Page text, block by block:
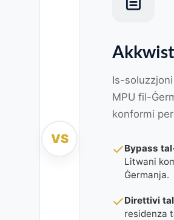
VS
Is-
MPU fil-
konformi
Bypass
Litwani
Ġermanja.
Direttivi
residenza